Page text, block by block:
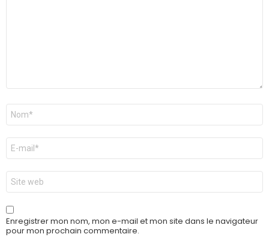
Nom
E-
mail
*
Site
web
Enregistrer mon nom, mon e-mail et mon site dans le navigateur
pour mon prochain commentaire.